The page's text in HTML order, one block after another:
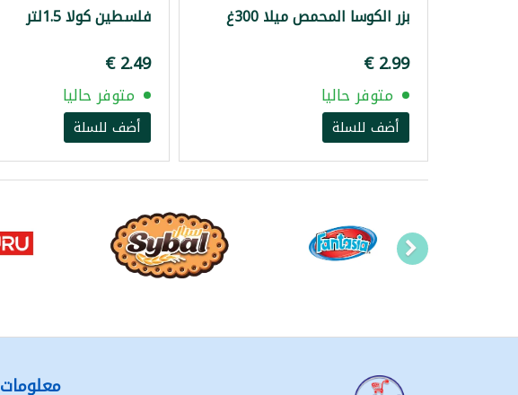
بزر الكوسا المحمص ميلا 300غ
متوفر حاليا
أضف للسلة
فلسطين كولا 1.5لتر
‏2.49 €
متوفر حاليا
أضف للسلة
معلومات